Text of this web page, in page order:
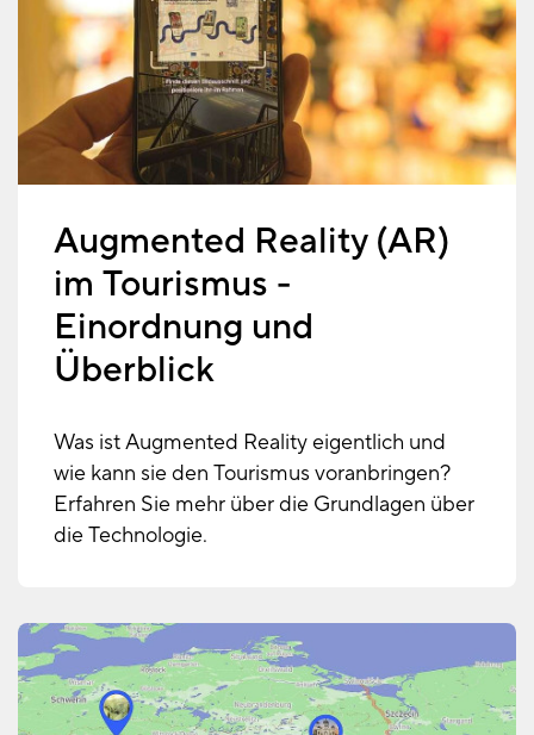
Augmented Reality (AR)
im Tourismus -
Einordnung und
Überblick
Was ist Augmented Reality eigentlich und
wie kann sie den Tourismus voranbringen?
Erfahren Sie mehr über die Grundlagen über
die Technologie.